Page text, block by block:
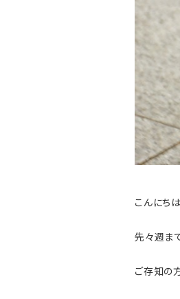
こんにち
先々週ま
ご存知の